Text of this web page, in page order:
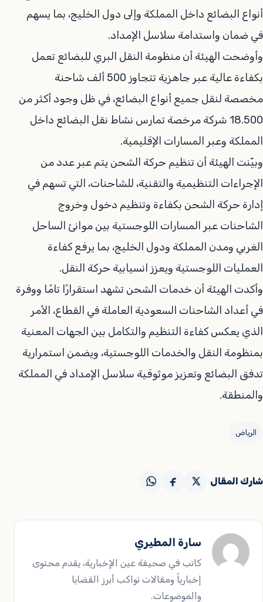
أنواع البضائع داخل المملكة وإلى دول الخليج، بما يسهم
في ضمان واستدامة سلاسل الإمداد.
وأوضحت الهيئة أن منظومة النقل البري للبضائع تعمل
بكفاءة عالية عبر جاهزية تتجاوز 500 ألف شاحنة
مخصصة لنقل جميع أنواع البضائع، في ظل وجود أكثر من
18.500 شركة مرخصة تمارس نشاط نقل البضائع داخل
المملكة وعبر المسارات الإقليمية.
وبيّنت الهيئة أن تنظيم حركة الشحن يتم عبر عدد من
الإجراءات التنظيمية والتقنية، للشاحنات، التي تسهم في
إدارة حركة الشحن بكفاءة وتنظيم دخول وخروج
الشاحنات عبر المسارات اللوجستية بين موانئ الساحل
الغربي ومدن المملكة ودول الخليج، بما يرفع كفاءة
العمليات اللوجستية ويعزز انسيابية حركة النقل.
وأكدت الهيئة أن خدمات الشحن تشهد استقرارًا تامًا ووفرة
في أعداد الشاحنات السعودية العاملة في القطاع، الأمر
الذي يعكس كفاءة التنظيم والتكامل بين الجهات المعنية
بمنظومة النقل والخدمات اللوجستية، ويضمن استمرارية
تدفق البضائع وتعزيز موثوقية سلاسل الإمداد في المملكة
والمنطقة.
الرياض
شارك المقال
سارة المطيري
كاتب في صحيفة عين الإخبارية، يقدم محتوى
إخبارياً ومقالات تواكب أبرز القضايا
والموضوعات.